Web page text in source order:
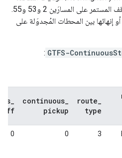
الأمريكية، فيرمونت) سياسة التوقف المستمر على المسارَين 2 و53 و55.
إنهائها بين المحطات المُجدوَلة على
GTFS-
:
route
type
continuous
pickup
off
3
0
0